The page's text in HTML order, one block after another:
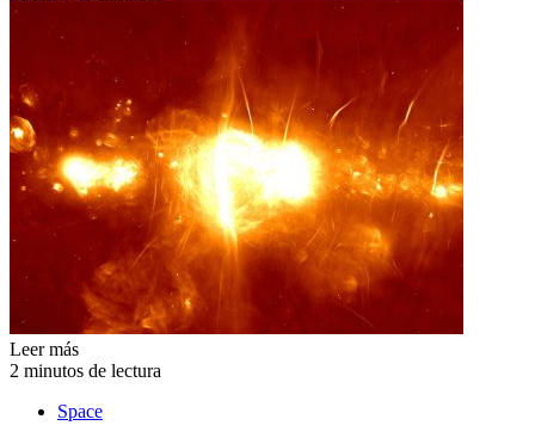
Leer más
2 minutos de lectura
Space